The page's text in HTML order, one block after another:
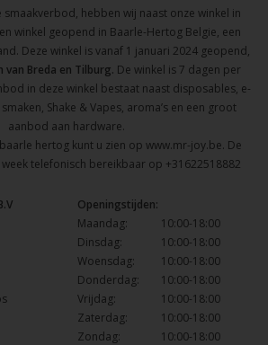
hebben wij naast onze winkel in
winkel geopend in Baarle-Hertog Belgie, een
Deze winkel is vanaf 1 januari 2024 geopend,
Breda en Tilburg. De winkel is 7 dagen per
in deze winkel bestaat naast disposables, e-
Shake & Vapes, aroma’s en een groot
aanbod aan hardware.
hertog kunt u zien op www.mr-joy.be. De
telefonisch bereikbaar op +31622518882
Openingstijden:
Maandag:
10:00-18:00
Dinsdag:
10:00-18:00
Woensdag:
10:00-18:00
Donderdag:
10:00-18:00
Vrijdag:
10:00-18:00
Zaterdag:
10:00-18:00
Zondag:
10:00-18:00